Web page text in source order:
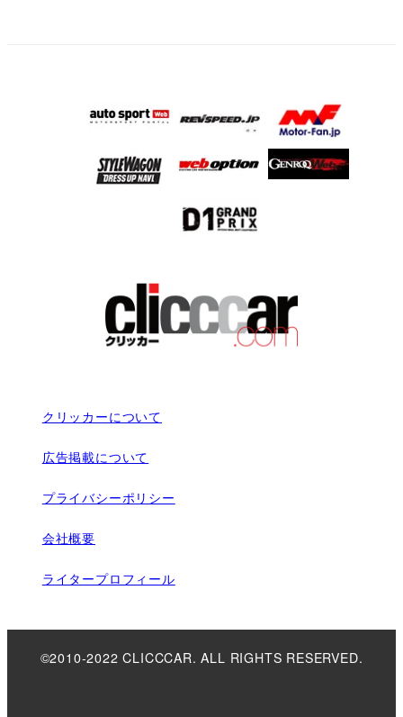
クリッカーについて
広告掲載について
プライバシーポリシー
会社概要
ライタープロフィール
©2010-2022 CLICCCAR. ALL RIGHTS RESERVED.